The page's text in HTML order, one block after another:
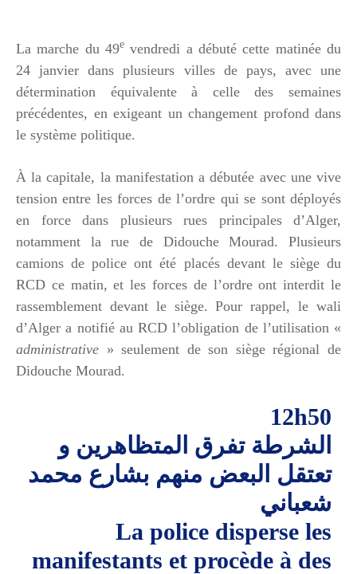
La marche du 49e vendredi a débuté cette matinée du
24 janvier dans plusieurs villes de pays, avec une
détermination équivalente à celle des semaines
précédentes, en exigeant un changement profond dans
le système politique.
À la capitale, la manifestation a débutée avec une vive
tension entre les forces de l’ordre qui se sont déployés
en force dans plusieurs rues principales d’Alger,
notamment la rue de Didouche Mourad. Plusieurs
camions de police ont été placés devant le siège du
RCD ce matin, et les forces de l’ordre ont interdit le
rassemblement devant le siège. Pour rappel, le wali
d’Alger a notifié au RCD l’obligation de l’utilisation «
administrative » seulement de son siège régional de
Didouche Mourad.
12h50
الشرطة تفرق المتظاهرين و
تعتقل البعض منهم بشارع محمد
شعباني
La police disperse les
manifestants et procède à des